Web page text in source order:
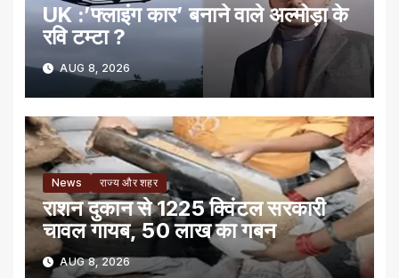
UK :’फ्लाइंग कार’ बनाने वाले अल्मोड़ा के
रवि टम्टा ?
AUG 8, 2026
News राज्य और शहर
राशन दुकान से 1225 क्विंटल सरकारी
चावल गायब, 50 लाख का गबन
AUG 8, 2026